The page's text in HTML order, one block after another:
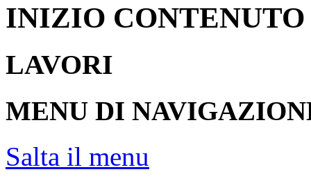
INIZIO CONTENUTO
LAVORI
MENU DI
Salta il menu